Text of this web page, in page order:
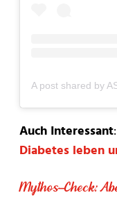
Auch Interessant:
Diabetes leben
Mythos-Check: